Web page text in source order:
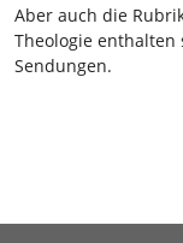
Aber auch die
Theologie
Sendungen.